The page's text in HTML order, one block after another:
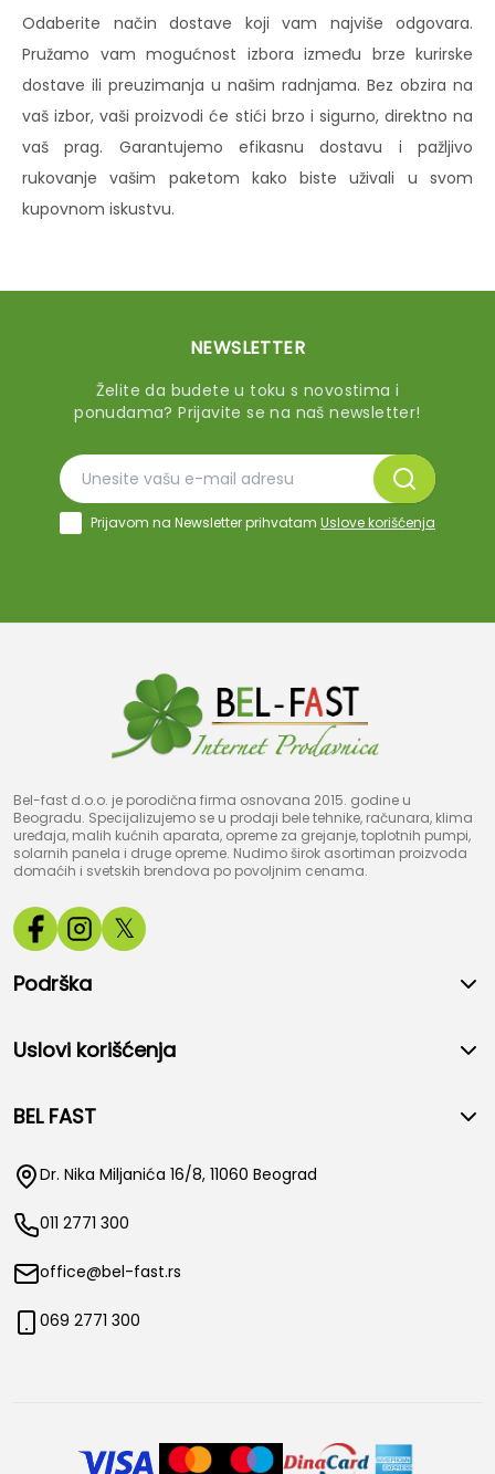
Odaberite način dostave koji vam najviše odgovara.
Pružamo vam mogućnost izbora između brze kurirske
dostave ili preuzimanja u našim radnjama. Bez obzira na
vaš izbor, vaši proizvodi će stići brzo i sigurno, direktno na
vaš prag. Garantujemo efikasnu dostavu i pažljivo
rukovanje vašim paketom kako biste uživali u svom
kupovnom iskustvu.
NEWSLETTER
Želite da budete u toku s novostima i
ponudama? Prijavite se na naš newsletter!
Prijavom na Newsletter prihvatam Uslove korišćenja
Bel-fast d.o.o. je porodična firma osnovana 2015. godine u
Beogradu. Specijalizujemo se u prodaji bele tehnike, računara, klima
uređaja, malih kućnih aparata, opreme za grejanje, toplotnih pumpi,
solarnih panela i druge opreme. Nudimo širok asortiman proizvoda
domaćih i svetskih brendova po povoljnim cenama.
𝕏
Podrška
Uslovi korišćenja
BEL FAST
Dr. Nika Miljanića 16/8, 11060 Beograd
011 2771 300
office@bel-fast.rs
069 2771 300